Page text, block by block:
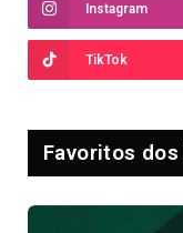
Instagram
TikTok
Favoritos